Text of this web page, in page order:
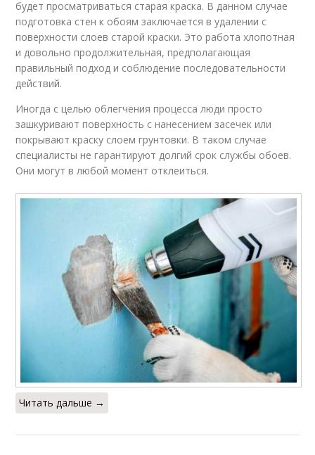
будет просматриваться старая краска. В данном случае
подготовка стен к обоям заключается в удалении с
поверхности слоев старой краски. Это работа хлопотная
и довольно продолжительная, предполагающая
правильный подход и соблюдение последовательности
действий.
Иногда с целью облегчения процесса люди просто
зашкуривают поверхность с нанесением засечек или
покрывают краску слоем грунтовки. В таком случае
специалисты не гарантируют долгий срок службы обоев.
Они могут в любой момент отклеиться.
Читать дальше →